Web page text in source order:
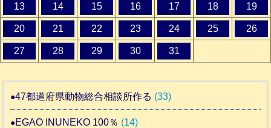
13 14 15 16 17 18 19
20 21 22 23 24 25 26
27 28 29 30 31
47都道府県動物総合相談所作る (33)
EGAO INUNEKO 100％ (14)